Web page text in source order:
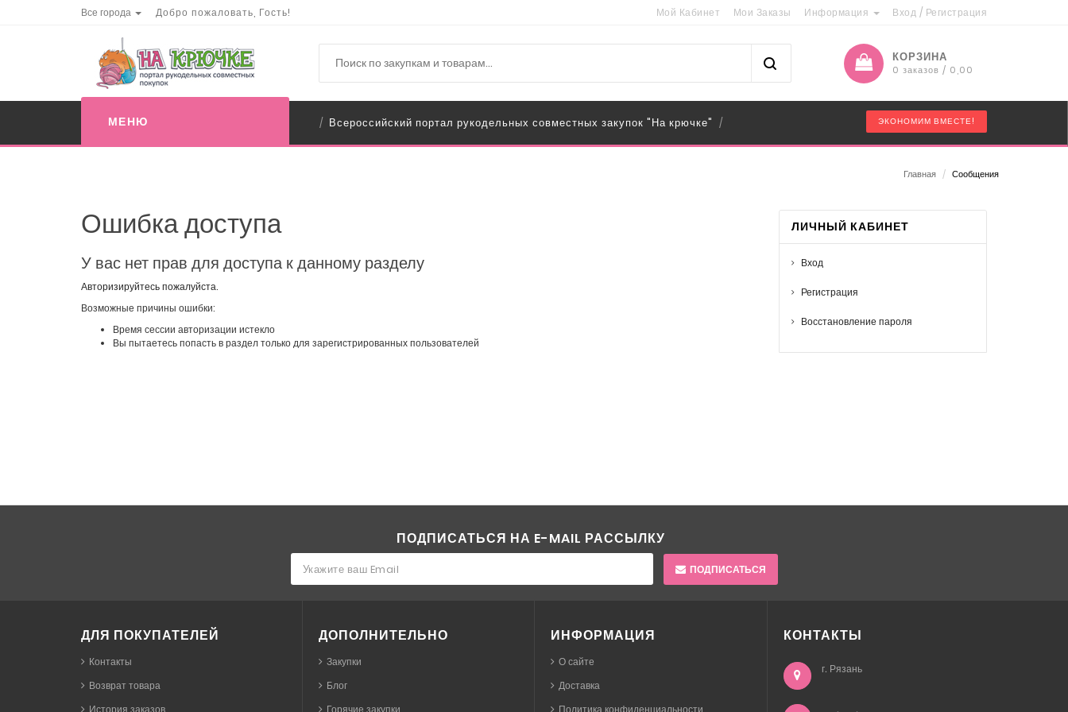
Все города Добро пожаловать, Гость! Мой Кабинет Мои Заказы Информация Вход / Регистрация
КОРЗИНА
0 заказов / 0,00
МЕНЮ / Всероссийский портал рукодельных совместных закупок "На крючке" / ЭКОНОМИМ ВМЕСТЕ!
Главная / Сообщения
Ошибка доступа
У вас нет прав для доступа к данному разделу
Авторизируйтесь пожалуйста.
Возможные причины ошибки:
Время сессии авторизации истекло
Вы пытаетесь попасть в раздел только для зарегистрированных пользователей
ЛИЧНЫЙ КАБИНЕТ
Вход
Регистрация
Восстановление пароля
ПОДПИСАТЬСЯ НА E-MAIL РАССЫЛКУ
ПОДПИСАТЬСЯ
ДЛЯ ПОКУПАТЕЛЕЙ
Контакты
Возврат товара
История заказов
ДОПОЛНИТЕЛЬНО
Закупки
Блог
Горячие закупки
ИНФОРМАЦИЯ
О сайте
Доставка
Политика конфиденциальности
КОНТАКТЫ
г. Рязань